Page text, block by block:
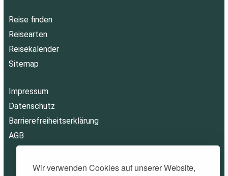
Wir verwenden Cookies auf unserer Website,
Reise finden
Reisearten
Reisekalender
Sitemap
Impressum
Datenschutz
Barrierefreiheitserklärung
AGB